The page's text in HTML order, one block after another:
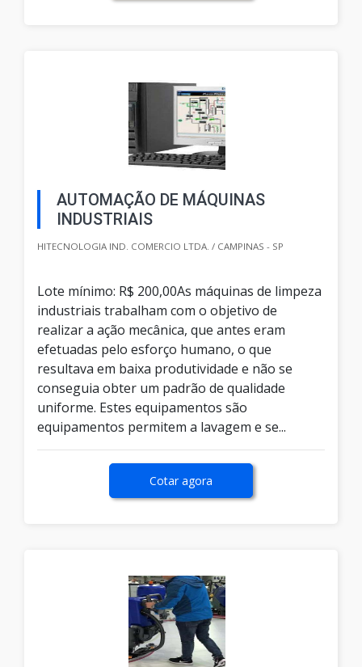
AUTOMAÇÃO DE MÁQUINAS
INDUSTRIAIS
HITECNOLOGIA IND. COMERCIO LTDA. / CAMPINAS - SP
Lote mínimo: R$ 200,00As máquinas de limpeza
industriais trabalham com o objetivo de
realizar a ação mecânica, que antes eram
efetuadas pelo esforço humano, o que
resultava em baixa produtividade e não se
conseguia obter um padrão de qualidade
uniforme. Estes equipamentos são
equipamentos permitem a lavagem e se...
Cotar agora